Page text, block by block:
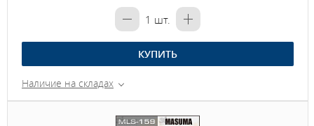
1 шт.
КУПИТЬ
Наличие на складах